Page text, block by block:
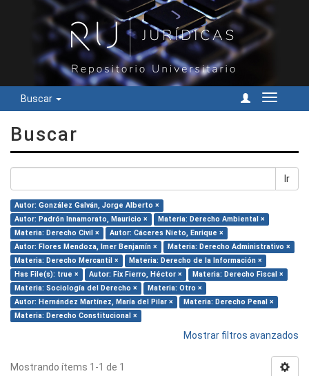
Buscar
Cambiar
Buscar
Ir
Autor: González Galván, Jorge Alberto ×
Autor: Padrón Innamorato, Mauricio ×
Materia: Derecho Ambiental ×
Materia: Derecho Civil ×
Autor: Cáceres Nieto, Enrique ×
Autor: Flores Mendoza, Imer Benjamín ×
Materia: Derecho Administrativo ×
Materia: Derecho Mercantil ×
Materia: Derecho de la Información ×
Has File(s): true ×
Autor: Fix Fierro, Héctor ×
Materia: Derecho Fiscal ×
Materia: Sociología del Derecho ×
Materia: Otro ×
Autor: Hernández Martínez, María del Pilar ×
Materia: Derecho Penal ×
Materia: Derecho Constitucional ×
Mostrar filtros avanzados
Mostrando ítems 1-1 de 1